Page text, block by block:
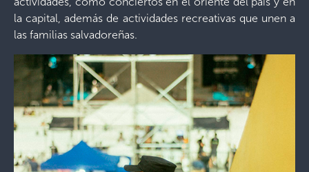
la capital, además de actividades recreativas que unen a
las familias salvadoreñas.